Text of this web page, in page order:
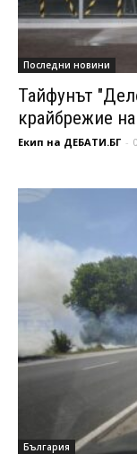
Последни новини
Тайфунът
крайбрежие
Екип на ДЕБАТИ.БГ -
България